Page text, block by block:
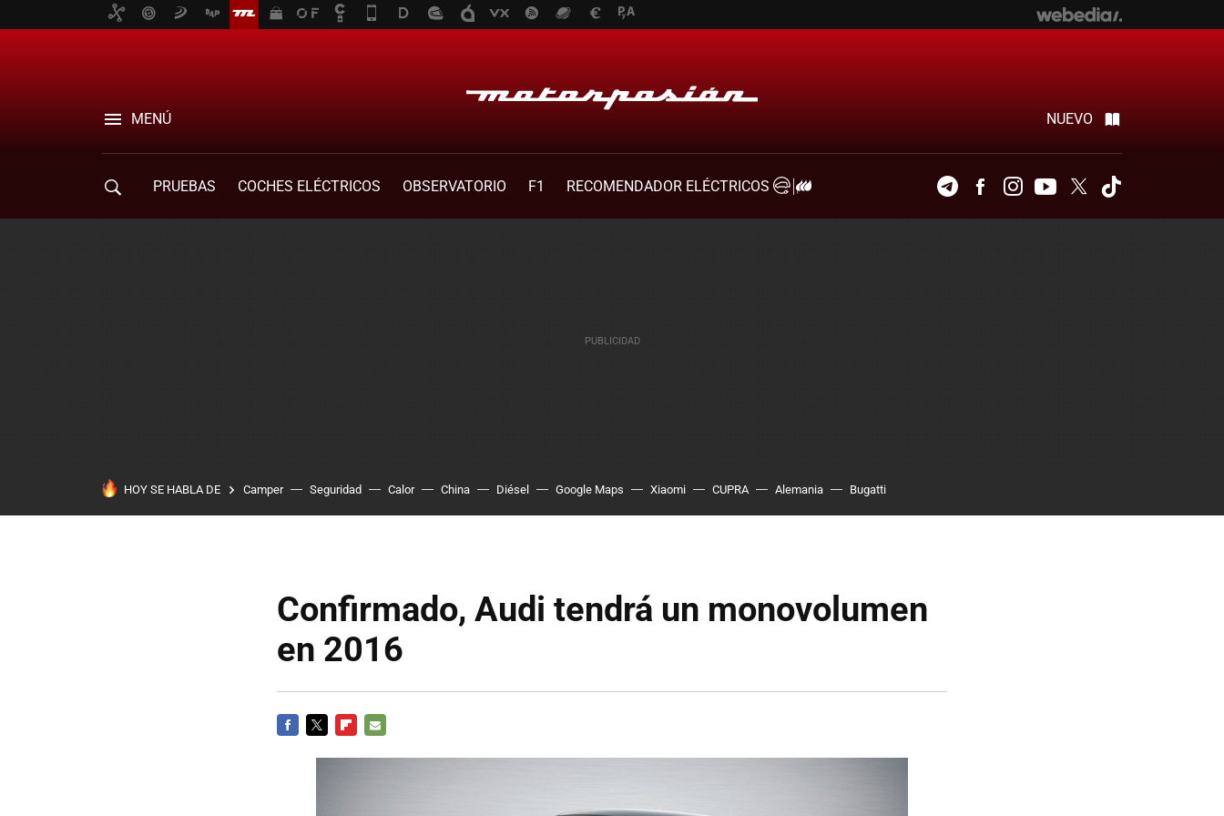
MENÚ NUEVO
PRUEBAS COCHES ELÉCTRICOS OBSERVATORIO F1
RECOMENDADOR ELÉCTRICOS
TelegramFacebookInstagramYoutubeTwitter
HOY SE HABLA DE Camper Seguridad Calor China Diésel Google Maps Xiaomi CUPRA Alemania Bugatti
Confirmado, Audi tendrá un monovolumen
en 2016